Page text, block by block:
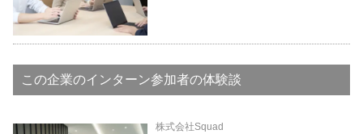
この企業のインターン参加者の体験談
株式会社Squad